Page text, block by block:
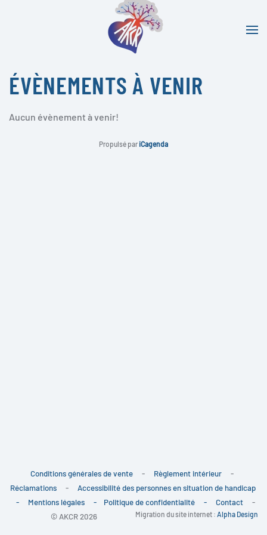
Accéder au contenu principal
ÉVÈNEMENTS À VENIR
Aucun évènement à venir!
Propulsé pariCagenda
Conditions générales de vente- Règlement intérieur-
Réclamations- Accessibilité des personnes en situation de handicap
- Mentions légales- Politique de confidentialité- Contact-
© AKCR 2026
Migration du site internet : Alpha Design